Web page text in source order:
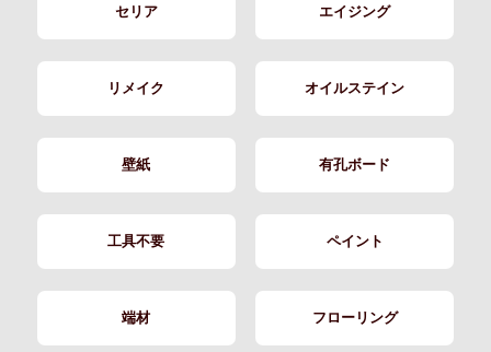
セリア エイジング
リメイク オイルステイン
壁紙 有孔ボード
工具不要 ペイント
端材 フローリング